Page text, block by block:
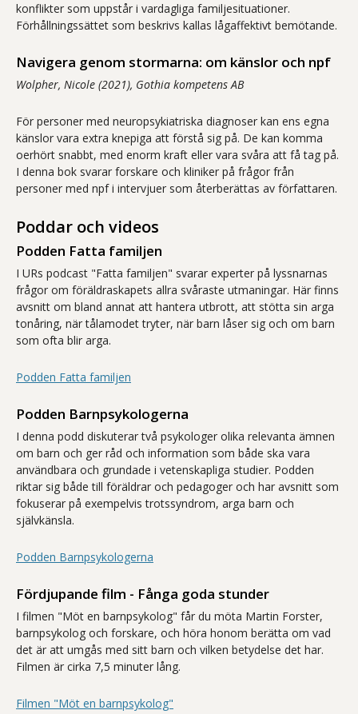
konflikter som uppstår i vardagliga familjesituationer.
Förhållningssättet som beskrivs kallas lågaffektivt bemötande.
Navigera genom stormarna: om känslor och npf
Wolpher, Nicole (2021), Gothia kompetens AB
För personer med neuropsykiatriska diagnoser kan ens egna
känslor vara extra knepiga att förstå sig på. De kan komma
oerhört snabbt, med enorm kraft eller vara svåra att få tag på.
I denna bok svarar forskare och kliniker på frågor från
personer med npf i intervjuer som återberättas av författaren.
Poddar och videos
Podden Fatta familjen
I URs podcast "Fatta familjen" svarar experter på lyssnarnas
frågor om föräldraskapets allra svåraste utmaningar. Här finns
avsnitt om bland annat att hantera utbrott, att stötta sin arga
tonåring, när tålamodet tryter, när barn låser sig och om barn
som ofta blir arga.
Podden Fatta familjen
Podden Barnpsykologerna
I denna podd diskuterar två psykologer olika relevanta ämnen
om barn och ger råd och information som både ska vara
användbara och grundade i vetenskapliga studier. Podden
riktar sig både till föräldrar och pedagoger och har avsnitt som
fokuserar på exempelvis trotssyndrom, arga barn och
självkänsla.
Podden Barnpsykologerna
Fördjupande film - Fånga goda stunder
I filmen "Möt en barnpsykolog" får du möta Martin Forster,
barnpsykolog och forskare, och höra honom berätta om vad
det är att umgås med sitt barn och vilken betydelse det har.
Filmen är cirka 7,5 minuter lång.
Filmen "Möt en barnpsykolog"